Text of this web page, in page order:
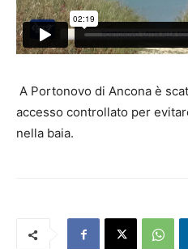
A Portonovo di Ancona è
accesso controllato per
nella baia.